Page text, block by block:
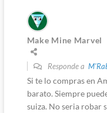
Make Mine Marvel
Responde a
Si te lo compras en
barato. Siempre
suiza. No seria robar